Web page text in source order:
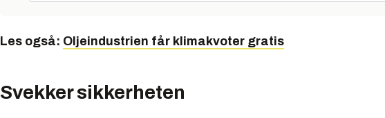
Les også: Oljeindustrien får klimakvoter gratis
Svekker sikkerheten